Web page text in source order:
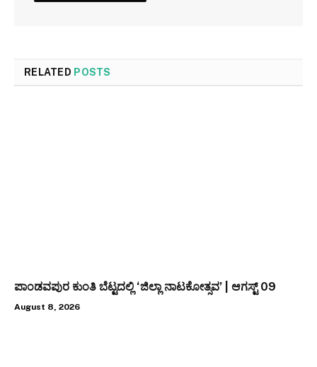
RELATED POSTS
ಪಾಂಡವಪುರ ಕುಂತಿ ಬೆಟ್ಟದಲ್ಲಿ ‘ಜಿಲ್ಲಾ ನಾಟಕೋತ್ಸವ’ | ಆಗಸ್ಟ್ 09
August 8, 2026